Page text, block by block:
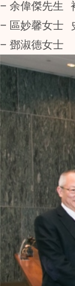
– 余偉傑先生
– 區妙馨女士
– 鄧淑德女士